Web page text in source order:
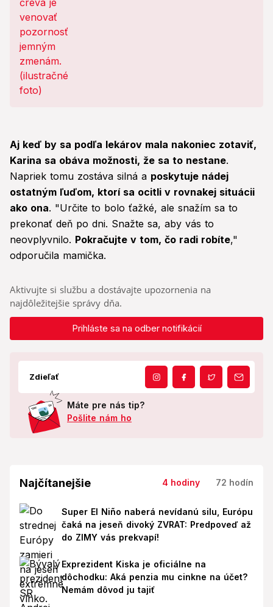
Aj keď by sa podľa lekárov mala nakoniec zotaviť,
Karina sa obáva možnosti, že sa to nestane.
Napriek tomu zostáva silná a poskytuje nádej
ostatným ľuďom, ktorí sa ocitli v rovnakej situácii
ako ona. "Určite to bolo ťažké, ale snažím sa to
prekonať deň po dni. Snažte sa, aby vás to
neovplyvnilo. Pokračujte v tom, čo radi robíte,"
odporučila mamička.
Aktivujte si službu a dostávajte upozornenia na
najdôležitejšie správy dňa.
Prihláste sa na odber notifikácií
Zdieľať
Máte pre nás tip?
Pošlite nám ho
Najčítanejšie 4 hodiny 72 hodín
Super El Niño naberá nevídanú silu, Európu
čaká na jeseň divoký ZVRAT: Predpoveď až
do ZIMY vás prekvapí!
Exprezident Kiska je oficiálne na
dôchodku: Aká penzia mu cinkne na účet?
Nemám dôvod ju tajiť